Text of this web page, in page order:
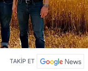
TAKİP ET